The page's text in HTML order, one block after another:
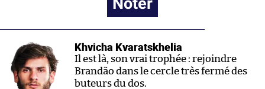
Khvicha Kvaratskhelia
Il est là, son vrai trophée : rejoindre
Brandão dans le cercle très fermé des
buteurs du dos.